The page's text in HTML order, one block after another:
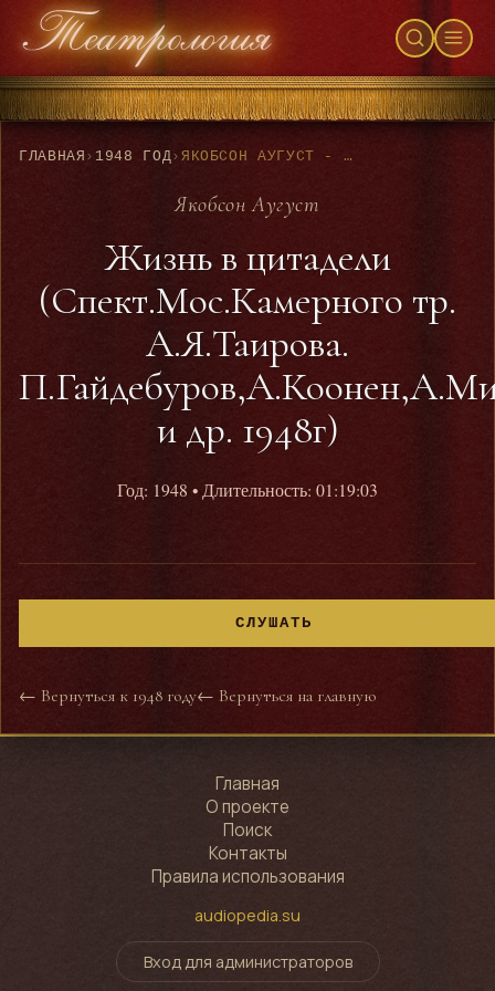
ГЛАВНАЯ › 1948 ГОД› ЯКОБСОН АУГУСТ - ЖИЗНЬ В ЦИТАДЕЛИ (СПЕКТ.МОС.КАМЕРНОГО ТР. А.Я.ТАИРОВА. П.ГАЙДЕБУРОВ,А.КООНЕН,А.МИКЛАШЕВСКАЯ,В.КЕНИГСОН И ДР. 1948Г)
Якобсон Аугуст
Жизнь в цитадели
(Спект.Мос.Камерного тр.
А.Я.Таирова.
и др. 1948г)
Год: 1948 • Длительность: 01:19:03
СЛУШАТЬ
← Вернуться к 1948 году← Вернуться на главную
Главная
О проекте
Поиск
Контакты
Правила использования
audiopedia.su
Вход для администраторов